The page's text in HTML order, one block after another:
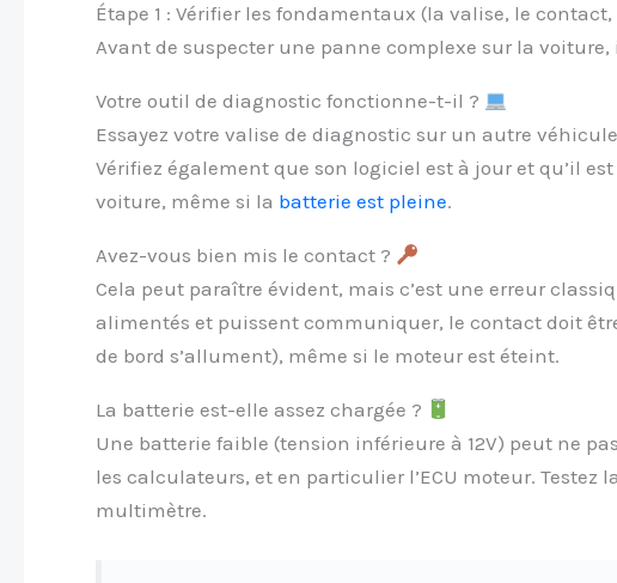
Étape 1 : Vérifier les fondamentaux (la valise, le
Avant de suspecter une panne complexe sur la
Votre outil de diagnostic fonctionne-t-il ?
Essayez votre valise de diagnostic sur un autre
Vérifiez également que son logiciel est à jour et qu’il
voiture, même si la batterie est pleine.
Avez-vous bien mis le contact ?
Cela peut paraître évident, mais c’est une erreur
alimentés et puissent communiquer, le contact doit
de bord s’allument), même si le moteur est éteint.
La batterie est-elle assez chargée ?
Une batterie faible (tension inférieure à 12V) peut ne
les calculateurs, et en particulier l’ECU moteur. Testez
multimètre.